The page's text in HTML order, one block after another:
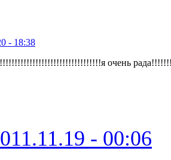
- 18:38
очень
- 00:06